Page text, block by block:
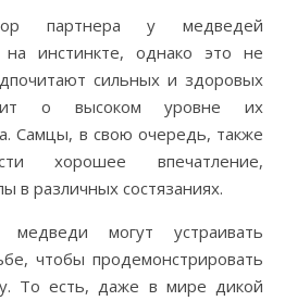
партнера у медведей
на инстинкте, однако это не
сильных и здоровых
о высоком уровне их
Самцы, в свою очередь, также
хорошее впечатление,
в различных состязаниях.
могут устраивать
чтобы продемонстрировать
То есть, даже в мире дикой